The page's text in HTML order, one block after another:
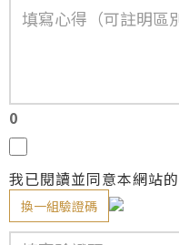
0
我已閱讀並同意本網站的
換一組驗證碼